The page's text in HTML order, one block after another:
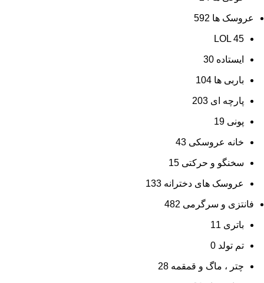
عروسک ها 592
LOL 45
ایستاده 30
باربی ها 104
پارچه ای 203
پونی 19
خانه عروسکی 43
سخنگو و حرکتی 15
عروسک های دخترانه 133
فانتزی و سرگرمی 482
باتری 11
تم تولد 0
چتر ، ماگ و قمقمه 28